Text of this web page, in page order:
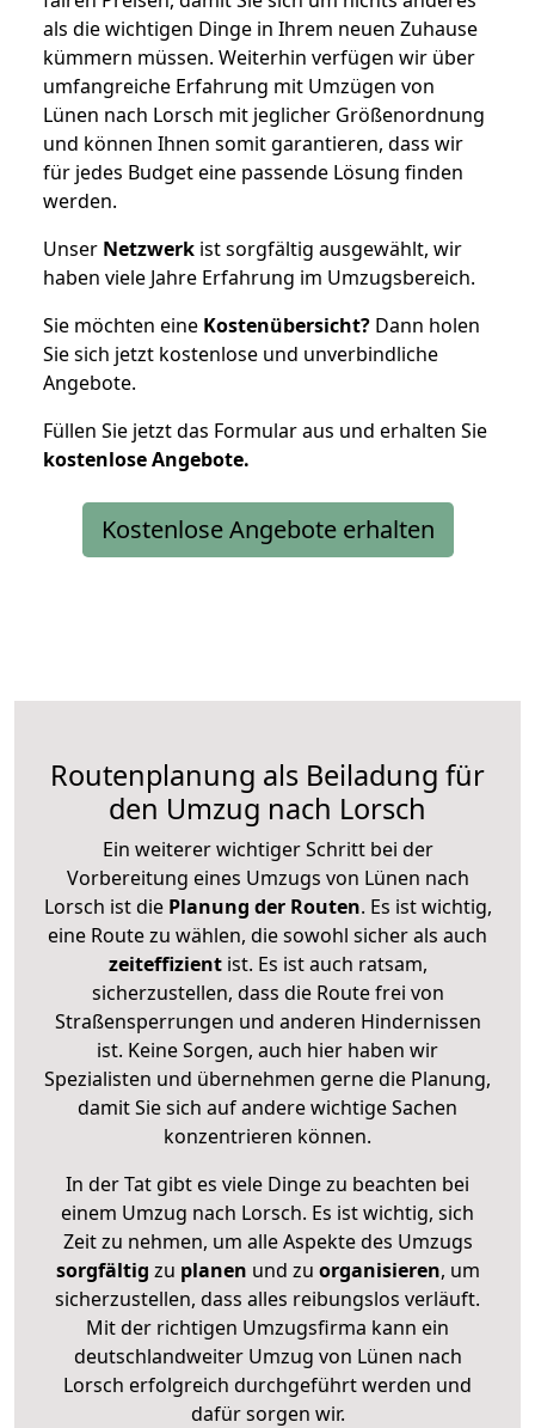
als die wichtigen Dinge in Ihrem neuen Zuhause
kümmern müssen. Weiterhin verfügen wir über
umfangreiche Erfahrung mit Umzügen von
Lünen nach Lorsch mit jeglicher Größenordnung
und können Ihnen somit garantieren, dass wir
für jedes Budget eine passende Lösung finden
werden.
Unser Netzwerk ist sorgfältig ausgewählt, wir
haben viele Jahre Erfahrung im Umzugsbereich.
Sie möchten eine Kostenübersicht? Dann holen
Sie sich jetzt kostenlose und unverbindliche
Angebote.
Füllen Sie jetzt das Formular aus und erhalten Sie
kostenloseAngebote.
Kostenlose Angebote erhalten
Routenplanung als Beiladung für
den Umzug nach Lorsch
Ein weiterer wichtiger Schritt bei der
Vorbereitung eines Umzugs von Lünen nach
Lorsch ist diePlanung der Routen. Es ist wichtig,
eine Route zu wählen, die sowohl sicher als auch
zeiteffizientist. Es ist auch ratsam,
sicherzustellen, dass die Route frei von
Straßensperrungen und anderen Hindernissen
ist. Keine Sorgen, auch hier haben wir
Spezialisten und übernehmen gerne die Planung,
damit Sie sich auf andere wichtige Sachen
konzentrieren können.
In der Tat gibt es viele Dinge zu beachten bei
einem Umzug nach Lorsch. Es ist wichtig, sich
Zeit zu nehmen, um alle Aspekte des Umzugs
sorgfältig zu planen und zu organisieren, um
sicherzustellen, dass alles reibungslos verläuft.
Mit der richtigen Umzugsfirma kann ein
deutschlandweiter Umzug von Lünen nach
Lorsch erfolgreich durchgeführt werden und
dafür sorgen wir.